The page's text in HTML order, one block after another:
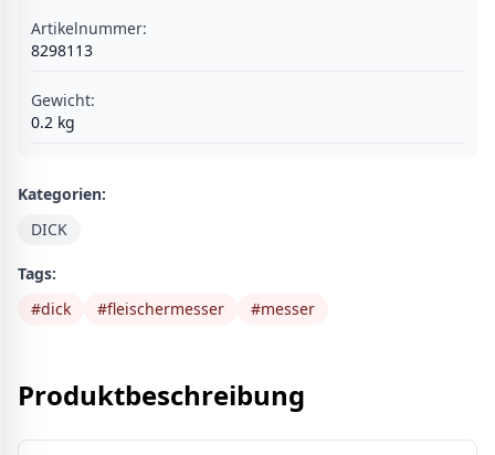
Artikelnummer:
8298113
Gewicht:
0.2 kg
Kategorien:
DICK
Tags:
#dick #fleischermesser #messer
Produktbeschreibung